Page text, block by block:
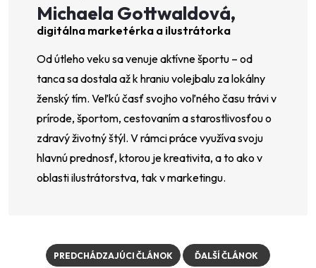
Michaela Gottwaldová,
digitálna marketérka a ilustrátorka
Od útleho veku sa venuje aktívne športu –⁠ od
tanca sa dostala až k hraniu volejbalu za lokálny
ženský tím. Veľkú časť svojho voľného času trávi v
prírode, športom, cestovaním a starostlivosťou o
zdravý životný štýl. V rámci práce využíva svoju
hlavnú prednosť, ktorou je kreativita, a to ako v
oblasti ilustrátorstva, tak v marketingu.
PREDCHÁDZAJÚCI ČLÁNOK ĎALŠÍ ČLÁNOK